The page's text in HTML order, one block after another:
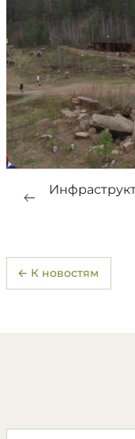
← К новостям